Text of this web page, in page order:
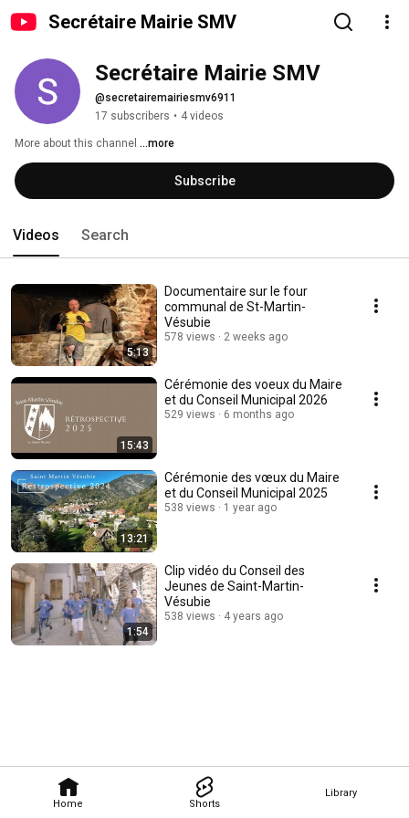
Secrétaire Mairie SMV
Home Shorts
Library
Secrétaire Mairie SMV
@secretairemairiesmv6911
17 subscribers • 4 videos
More about this channel ...more
Subscribe
Videos Search
5:13
Documentaire sur le four
communal de St-Martin-
Vésubie
578 views 2 weeks ago
15:43
Cérémonie des voeux du Maire
et du Conseil Municipal 2026
529 views 6 months ago
13:21
Cérémonie des vœux du Maire
et du Conseil Municipal 2025
538 views 1 year ago
1:54
Clip vidéo du Conseil des
Jeunes de Saint-Martin-
Vésubie
538 views 4 years ago